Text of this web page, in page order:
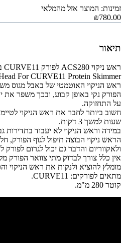
זמינות: המוצר אזל מהמלאי
₪780.00
תיאור
For CURVE11 Protein Skimmer
ראש הניקוי האוטמטי של באבל מגוס
הפורק נקי באופן קבוע, ובכך משפר את
על התחזוקה.
שעות למשך 3 דקות.
במידה וראש הניקוי לא יעבוד בתדירות
הראש ניקוי הבוצה תיפול לגוף הפורק,
ולאקווריום והדבר גם יכול לגרום לפורק
אין כלל צורך לבדוק מתי צוואר הפורק
מומלץ להוציא ולנקות את ראש הניקוי והכוסית
מתאים לפורקים: CURVE11.
קוטר 280 מ"מ.